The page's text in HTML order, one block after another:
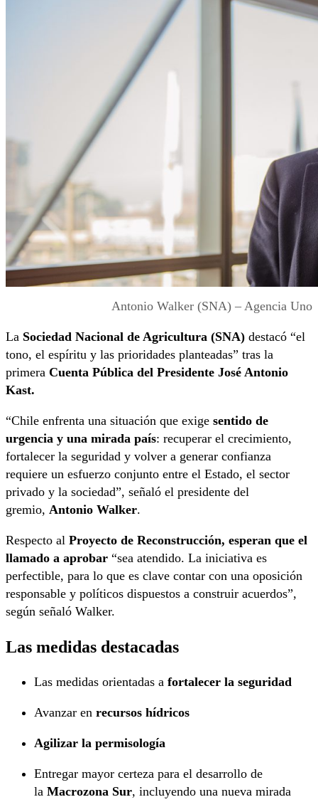
Antonio Walker (SNA) – Agencia Uno
La Sociedad Nacional de Agricultura (SNA) destacó “el
tono, el espíritu y las prioridades planteadas” tras la
primera Cuenta Pública del Presidente José Antonio
Kast.
“Chile enfrenta una situación que exige sentido de
urgencia y una mirada país: recuperar el crecimiento,
fortalecer la seguridad y volver a generar confianza
requiere un esfuerzo conjunto entre el Estado, el sector
privado y la sociedad”, señaló el presidente del
gremio, Antonio Walker.
Respecto al Proyecto de Reconstrucción, esperan que el
llamado a aprobar “sea atendido. La iniciativa es
perfectible, para lo que es clave contar con una oposición
responsable y políticos dispuestos a construir acuerdos”,
según señaló Walker.
Las medidas destacadas
Las medidas orientadas a fortalecer la seguridad
Avanzar en recursos hídricos
Agilizar la permisología
Entregar mayor certeza para el desarrollo de
la Macrozona Sur, incluyendo una nueva mirada